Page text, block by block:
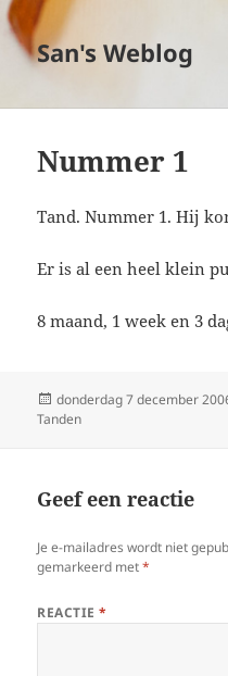
San's Weblog
Nummer 1
Tand. Nummer 1. Hij
Er is al een heel klein
8 maand, 1 week en 3
Geplaatst
op
donderdag 7 december
Tanden
Geef een reactie
Je e-mailadres wordt niet
gemarkeerd met*
REACTIE*